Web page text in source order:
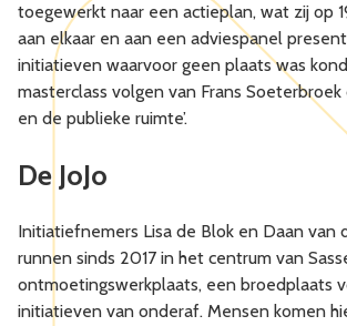
toegewerkt naar een actieplan, wat zij op
aan elkaar en aan een adviespanel
initiatieven waarvoor geen plaats was
masterclass volgen van Frans Soeterbroek
en de publieke ruimte’.
De JoJo
Initiatiefnemers Lisa de Blok en Daan van
runnen sinds 2017 in het centrum van
ontmoetingswerkplaats, een broedplaats
initiatieven van onderaf. Mensen komen